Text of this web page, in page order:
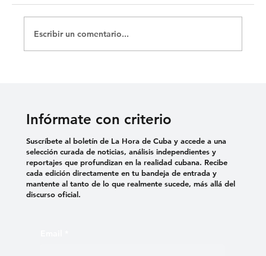
Escribir un comentario...
Infórmate con criterio
Suscríbete al boletín de La Hora de Cuba y accede a una
selección curada de noticias, análisis independientes y
reportajes que profundizan en la realidad cubana. Recibe
cada edición directamente en tu bandeja de entrada y
mantente al tanto de lo que realmente sucede, más allá del
discurso oficial.